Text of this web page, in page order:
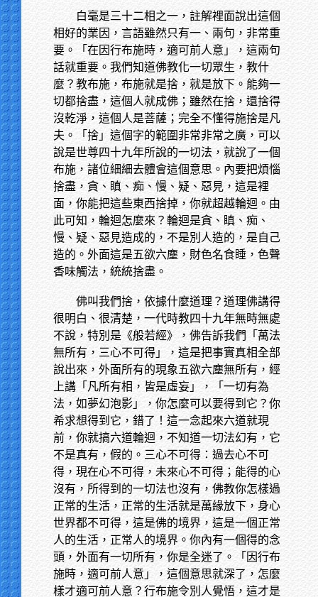
白毫是三十二相之一，註解裡面說出這個
相好的業因，言語雖然只有一、兩句，非常重
要。「在因行布施時，適可前人意」，這兩句
話就重要。我們知道佛教化一切眾生，教什
麼？教布施，布施就是捨，就是放下。能夠一
切都捨盡，這個人就成佛；雖然在捨，還捨得
沒乾淨，這個人是菩薩；完全不懂得施捨是凡
夫。「捨」這個字的範圍非常非常之廣，可以
說是世尊四十九年所說的一切法，就說了一個
布施，諸位細細去體會這個意思。內要把煩惱
捨盡，貪、瞋、痴、慢、疑、惡見，這是裡
面，你能把這些東西捨掉，你就超越輪迴。由
此可知，輪迴怎麼來？輪迴是貪、瞋、痴、
慢、疑、惡見造成的，不是別人造的，是自己
造的。外面這是五欲六塵，財色名食睡，色聲
香味觸法，統統捨盡。
佛叫我們捨，依據什麼道理？道理佛講得
很明白、很清楚，一代時教四十九年無時無處
不說，特別是《般若經》，佛告訴我們「萬法
無所有，三心不可得」，這是把事實真相全部
說出來，外面所有的現象五欲六塵無所有，經
上講「凡所有相，皆是虛妄」，「一切有為
法，如夢幻泡影」，你怎麼可以要得到它？你
希求想得到它，錯了！這一念起來六道就現
前，你就搞六道輪迴，不知道一切法幻有，它
不是真有，假的。三心不可得：過去心不可
得，現在心不可得，未來心不可得；能得的心
沒有，所得到的一切法也沒有，佛教你怎樣過
正常的生活，正常的生活就是萬緣放下，身心
世界都不可得，這是佛的境界，這是一個正常
人的生活，正常人的境界。你內有一個得的念
頭，外面有一切所有，你是全迷了。「因行布
施時，適可前人意」，這個意思就深了，怎麼
樣才適可前人意？行布施令別人覺悟，這才是